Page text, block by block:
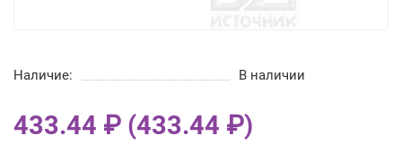
Наличие: В наличии
433.44 ₽ (433.44 ₽)